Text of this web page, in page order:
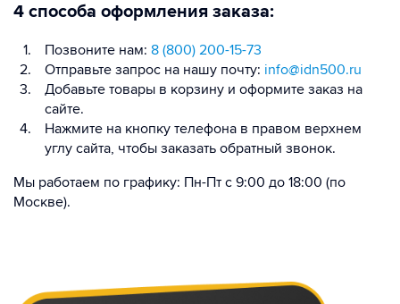
4 способа оформления заказа:
Позвоните нам: 8 (800) 200-15-73
Отправьте запрос на нашу почту: info@idn500.ru
Добавьте товары в корзину и оформите заказ на
сайте.
Нажмите на кнопку телефона в правом верхнем
углу сайта, чтобы заказать обратный звонок.
Мы работаем по графику: Пн-Пт с 9:00 до 18:00 (по
Москве).